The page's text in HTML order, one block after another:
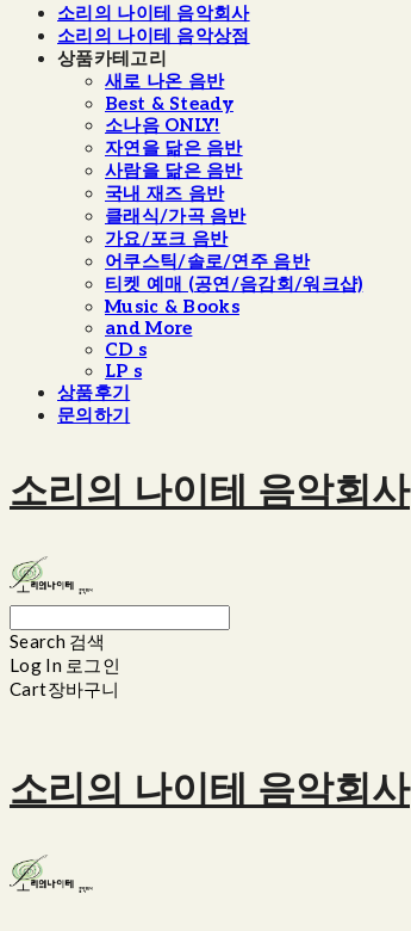
소리의 나이테 음악회사
소리의 나이테 음악상점
상품카테고리
새로 나온 음반
Best & Steady
소나음 ONLY!
자연을 닮은 음반
사람을 닮은 음반
국내 재즈 음반
클래식/가곡 음반
가요/포크 음반
어쿠스틱/솔로/연주 음반
티켓 예매 (공연/음감회/워크샵)
Music & Books
and More
CD s
LP s
상품후기
문의하기
소리의 나이테 음악회사
Search 검색
Log In 로그인
Cart장바구니
소리의 나이테 음악회사